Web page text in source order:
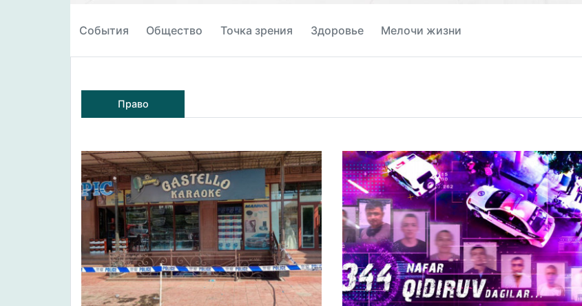
События Общество Точка зрения Здоровье Мелочи жизни
Право